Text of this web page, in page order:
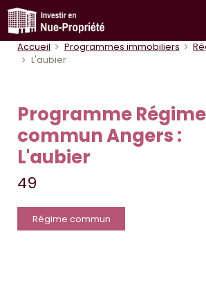
Accueil Programmes immobiliers
L'aubier
Programme Régime
commun Angers :
L'aubier
49
Régime commun